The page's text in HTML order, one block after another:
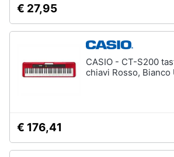
€ 27,95
CASIO - CT-S200
chiavi Rosso, Bianco
€ 176,41